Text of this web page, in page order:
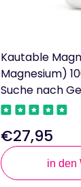
Kautable
Magnesium)
Suche nach
Regulärer
Preis
€27,95
in den